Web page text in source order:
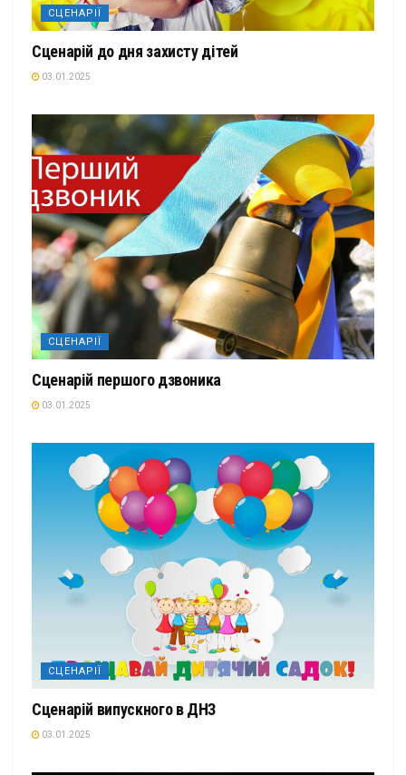
СЦЕНАРІЇ
Сценарій до дня захисту дітей
03.01.2025
СЦЕНАРІЇ
Сценарій першого дзвоника
03.01.2025
СЦЕНАРІЇ
Сценарій випускного в ДНЗ
03.01.2025